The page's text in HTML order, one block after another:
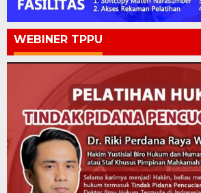
WEBINER TPPU